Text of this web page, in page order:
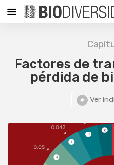
Factores de
pérdida de
Ver